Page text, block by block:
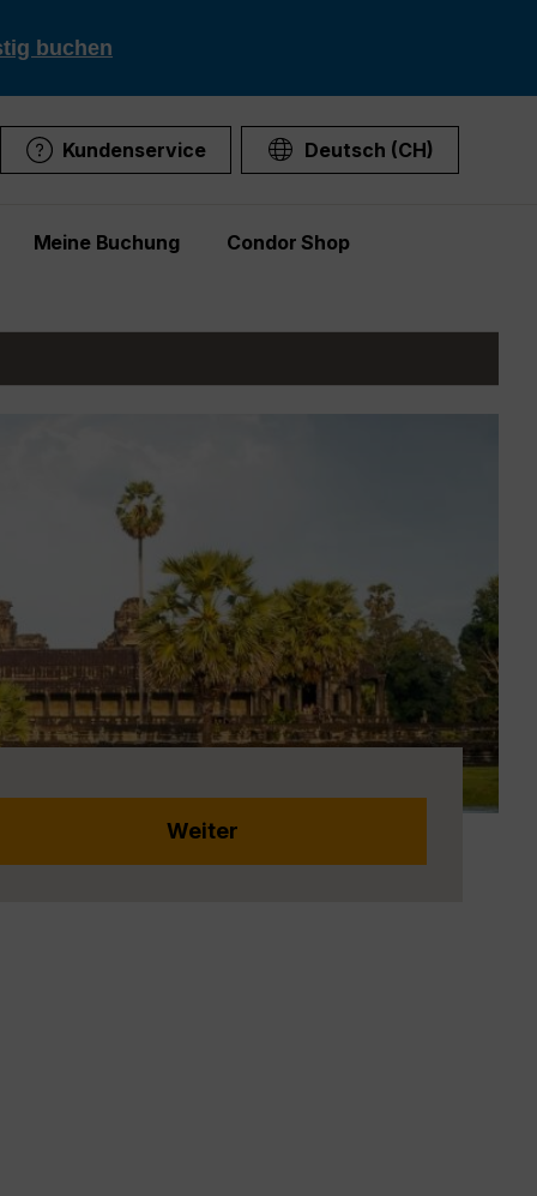
buchen
Kundenservice Deutsch (CH)
Meine Buchung Condor Shop